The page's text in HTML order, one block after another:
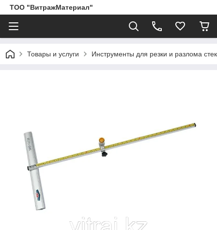
ТОО "ВитражМатериал"
Товары и услуги Инструменты для резки и разлома